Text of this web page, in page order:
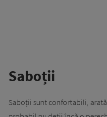
Saboții
Saboții sunt confortabili, arată